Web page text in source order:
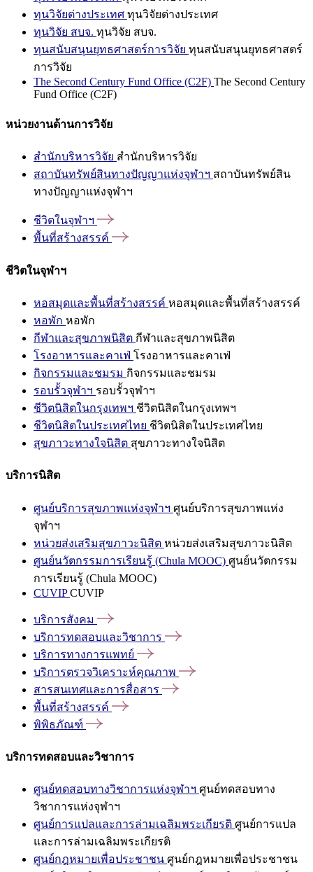
ทุนวิจัยต่างประเทศ ทุนวิจัยต่างประเทศ
ทุนวิจัย สบจ. ทุนวิจัย สบจ.
ทุนสนับสนุนยุทธศาสตร์การวิจัย ทุนสนับสนุนยุทธศาสตร์
การวิจัย
The Second Century Fund Office (C2F) The Second Century
Fund Office (C2F)
หน่วยงานด้านการวิจัย
สำนักบริหารวิจัย สำนักบริหารวิจัย
สถาบันทรัพย์สินทางปัญญาแห่งจุฬาฯ สถาบันทรัพย์สิน
ทางปัญญาแห่งจุฬาฯ
ชีวิตในจุฬาฯ
พื้นที่สร้างสรรค์
ชีวิตในจุฬาฯ
หอสมุดและพื้นที่สร้างสรรค์ หอสมุดและพื้นที่สร้างสรรค์
หอพัก หอพัก
กีฬาและสุขภาพนิสิต กีฬาและสุขภาพนิสิต
โรงอาหารและคาเฟ่ โรงอาหารและคาเฟ่
กิจกรรมและชมรม กิจกรรมและชมรม
รอบรั้วจุฬาฯ รอบรั้วจุฬาฯ
ชีวิตนิสิตในกรุงเทพฯ ชีวิตนิสิตในกรุงเทพฯ
ชีวิตนิสิตในประเทศไทย ชีวิตนิสิตในประเทศไทย
สุขภาวะทางใจนิสิต สุขภาวะทางใจนิสิต
บริการนิสิต
ศูนย์บริการสุขภาพแห่งจุฬาฯ ศูนย์บริการสุขภาพแห่ง
จุฬาฯ
หน่วยส่งเสริมสุขภาวะนิสิต หน่วยส่งเสริมสุขภาวะนิสิต
ศูนย์นวัตกรรมการเรียนรู้ (Chula MOOC) ศูนย์นวัตกรรม
การเรียนรู้ (Chula MOOC)
CUVIPCUVIP
บริการสังคม
บริการทดสอบและวิชาการ
บริการทางการแพทย์
บริการตรวจวิเคราะห์คุณภาพ
สารสนเทศและการสื่อสาร
พื้นที่สร้างสรรค์
พิพิธภัณฑ์
บริการทดสอบและวิชาการ
ศูนย์ทดสอบทางวิชาการแห่งจุฬาฯ ศูนย์ทดสอบทาง
วิชาการแห่งจุฬาฯ
ศูนย์การแปลและการล่ามเฉลิมพระเกียรติ ศูนย์การแปล
และการล่ามเฉลิมพระเกียรติ
ศูนย์กฎหมายเพื่อประชาชน ศูนย์กฎหมายเพื่อประชาชน